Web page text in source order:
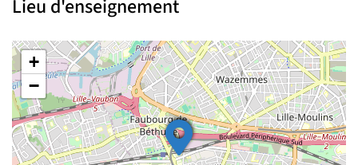
Lieu d'enseignement
+
−